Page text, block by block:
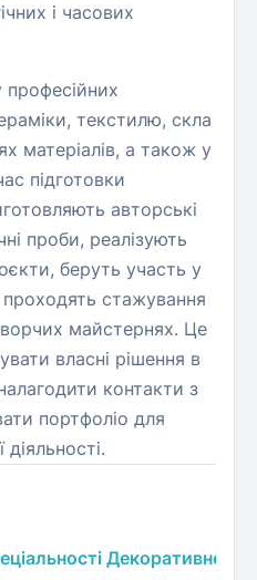
і часових
текстилю, скла
матеріалів, а також у
підготовки
авторські
проби, реалізують
беруть участь у
стажування
майстернях. Це
власні рішення в
контакти з
портфоліо для
Декоративне